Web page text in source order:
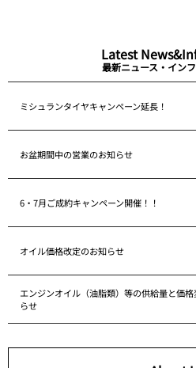
Latest
最新ニュース・イン
ミシュランタイヤキャンペーン延長！
お盆期間中の営業のお知らせ
6・7月ご成約キャンペーン開催！！
オイル価格改定のお知らせ
エンジンオイル（油脂類）等の供給量と価
らせ